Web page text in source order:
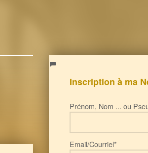
Inscription à ma
Prénom, Nom ... ou
Email/Courriel*